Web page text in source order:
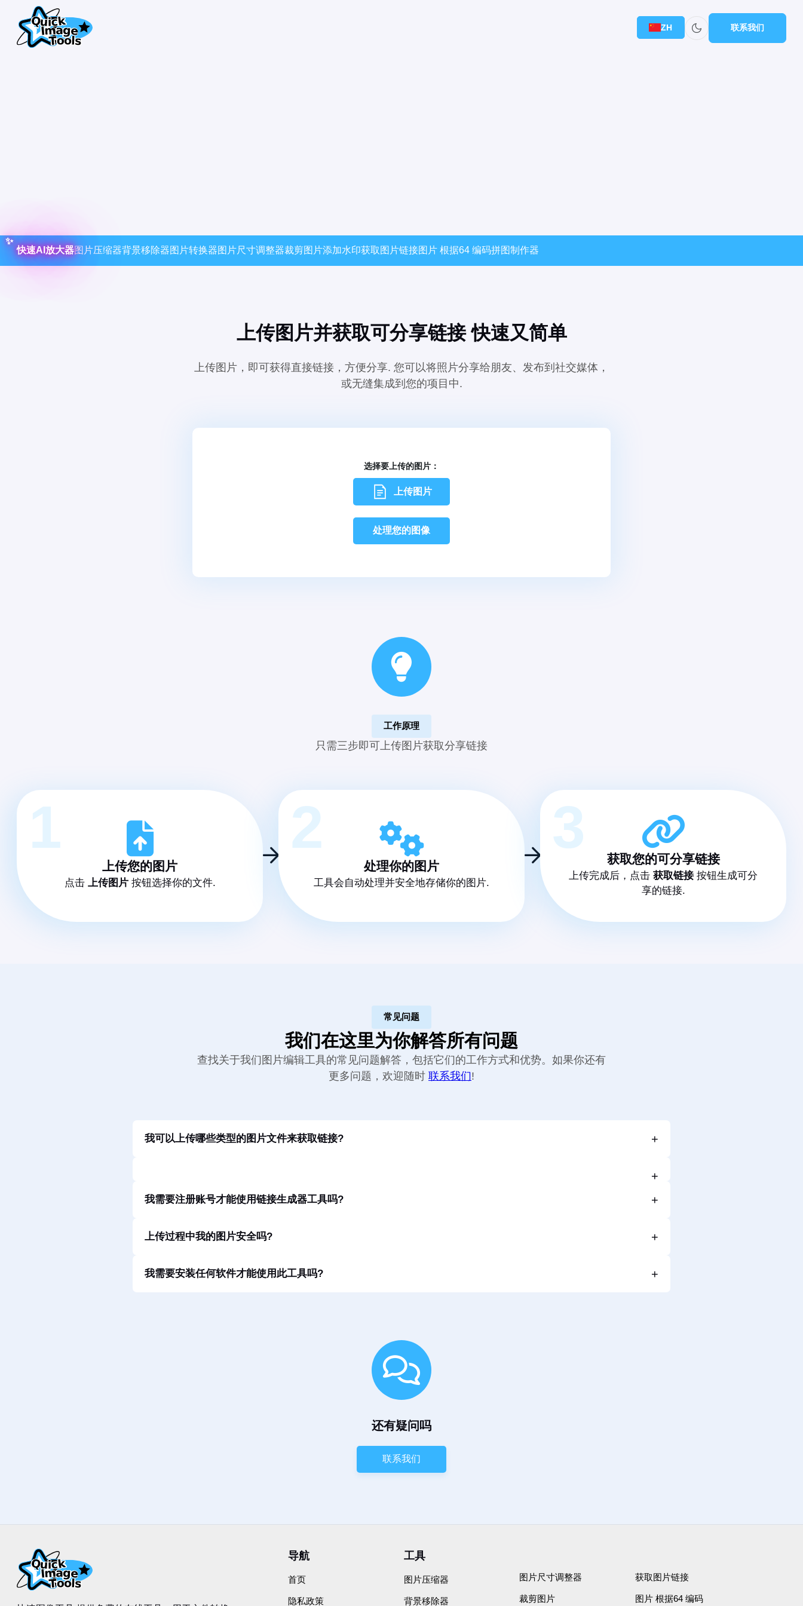
ZH 联系我们
快速AI放大器图片压缩器背景移除器图片转换器图片尺寸调整器裁剪图片添加水印获取图片链接图片 根据64 编码拼图制作器
上传图片并获取可分享链接快速又简单
上传图片，即可获得直接链接，方便分享. 您可以将照片分享给朋友、发布到社交媒体，
或无缝集成到您的项目中.
选择要上传的图片：
上传图片
工作原理
只需三步即可上传图片获取分享链接
1
上传您的图片
点击 上传图片按钮选择你的文件.
2
处理你的图片
工具会自动处理并安全地存储你的图片.
3 获取您的可分享链接
上传完成后，点击 获取链接按钮生成可分
享的链接.
常见问题
我们在这里为你解答所有问题
查找关于我们图片编辑工具的常见问题解答，包括它们的工作方式和优势。如果你还有
更多问题，欢迎随时 联系我们!
我可以上传哪些类型的图片文件来获取链接?
我需要注册账号才能使用链接生成器工具吗?
上传过程中我的图片安全吗?
我需要安装任何软件才能使用此工具吗?
还有疑问吗
联系我们
导航
首页
隐私政策
工具
图片压缩器
背景移除器
图片尺寸调整器
裁剪图片
获取图片链接
图片 根据64 编码